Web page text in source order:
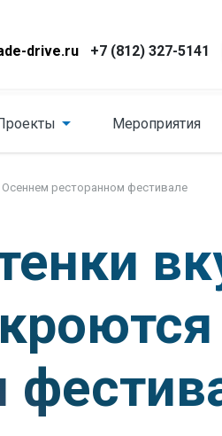
drive.ru +7 (812) 327-5141
Мероприятия
ресторанном фестивале